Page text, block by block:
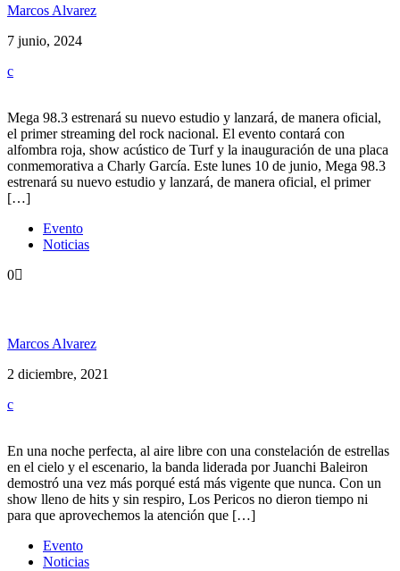
Marcos Alvarez
7 junio, 2024
Mega 98.3 estrenará su nuevo estudio y lanzará, de manera oficial,
el primer streaming del rock nacional. El evento contará con
alfombra roja, show acústico de Turf y la inauguración de una placa
conmemorativa a Charly García. Este lunes 10 de junio, Mega 98.3
estrenará su nuevo estudio y lanzará, de manera oficial, el primer
[…]
Evento
Noticias
0
Marcos Alvarez
2 diciembre, 2021
En una noche perfecta, al aire libre con una constelación de estrellas
en el cielo y el escenario, la banda liderada por Juanchi Baleiron
demostró una vez más porqué está más vigente que nunca. Con un
show lleno de hits y sin respiro, Los Pericos no dieron tiempo ni
para que aprovechemos la atención que […]
Evento
Noticias